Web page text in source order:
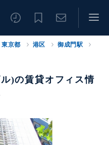
東京都 港区
御成門駅
)の賃貸オフィス情